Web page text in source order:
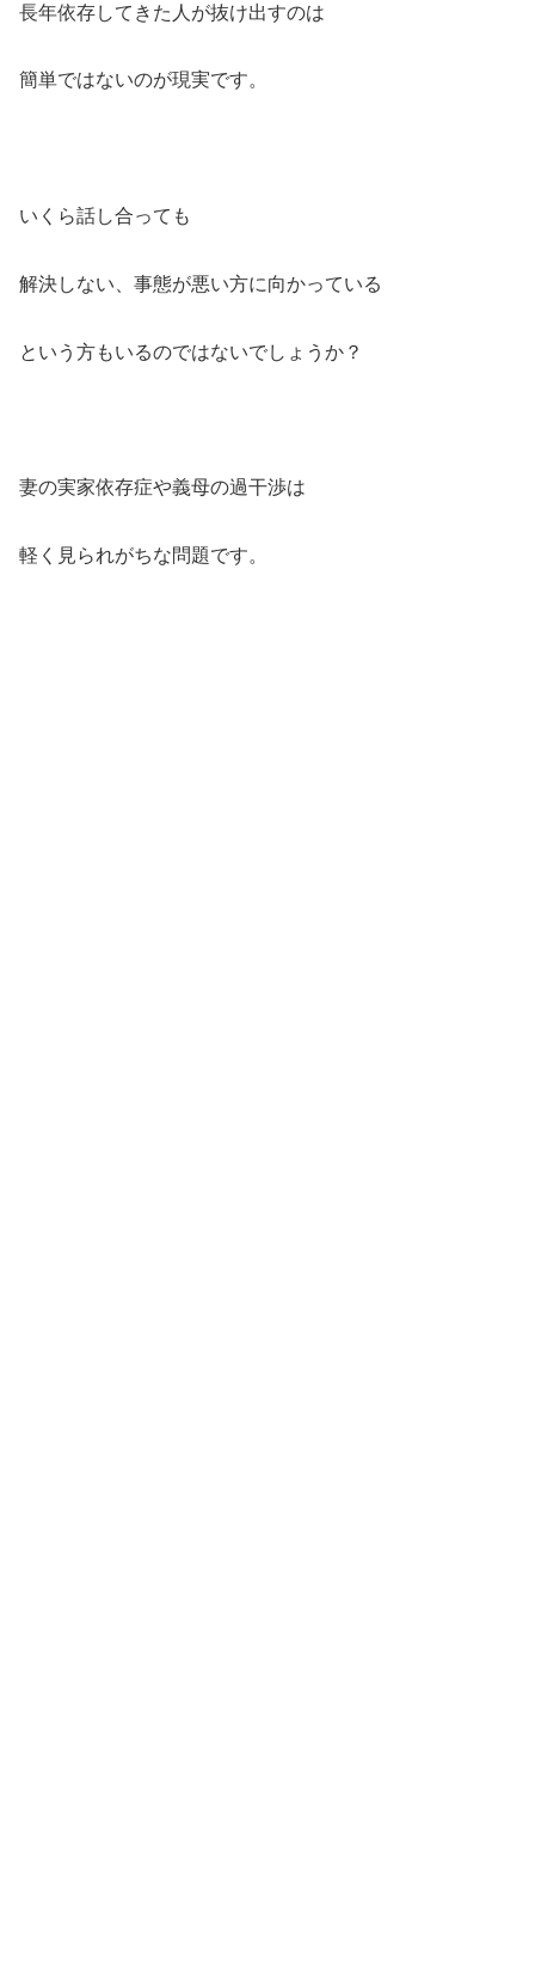
長年依存してきた人が抜け出すのは
簡単ではないのが現実です。
いくら話し合っても
解決しない、事態が悪い方に向かっている
という方もいるのではないでしょうか？
妻の実家依存症や義母の過干渉は
軽く見られがちな問題です。